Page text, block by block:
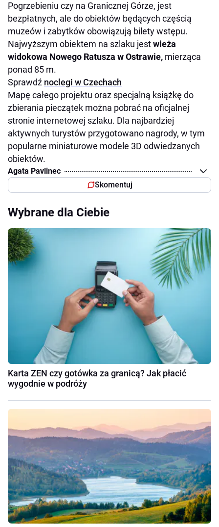
Pogrzebieniu czy na Granicznej Górze, jest
bezpłatnych, ale do obiektów będących częścią
muzeów i zabytków obowiązują bilety wstępu.
Najwyższym obiektem na szlaku jestwieża
widokowa Nowego Ratusza w Ostrawie, mierząca
ponad 85 m.
Sprawdź noclegi w Czechach
Mapę całego projektu oraz specjalną książkę do
zbierania pieczątek można pobrać na oficjalnej
stronie internetowej szlaku. Dla najbardziej
aktywnych turystów przygotowano nagrody, w tym
popularne miniaturowe modele 3D odwiedzanych
obiektów.
Agata Pavlinec
Skomentuj
Wybrane dla Ciebie
Karta ZEN czy gotówka za granicą? Jak płacić
wygodnie w podróży